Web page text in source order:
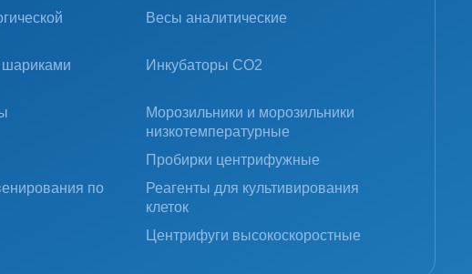
Весы аналитические
шариками Инкубаторы CO2
Морозильники и морозильники
низкотемпературные
Пробирки центрифужные
по
Реагенты для культивирования
клеток
Центрифуги высокоскоростные